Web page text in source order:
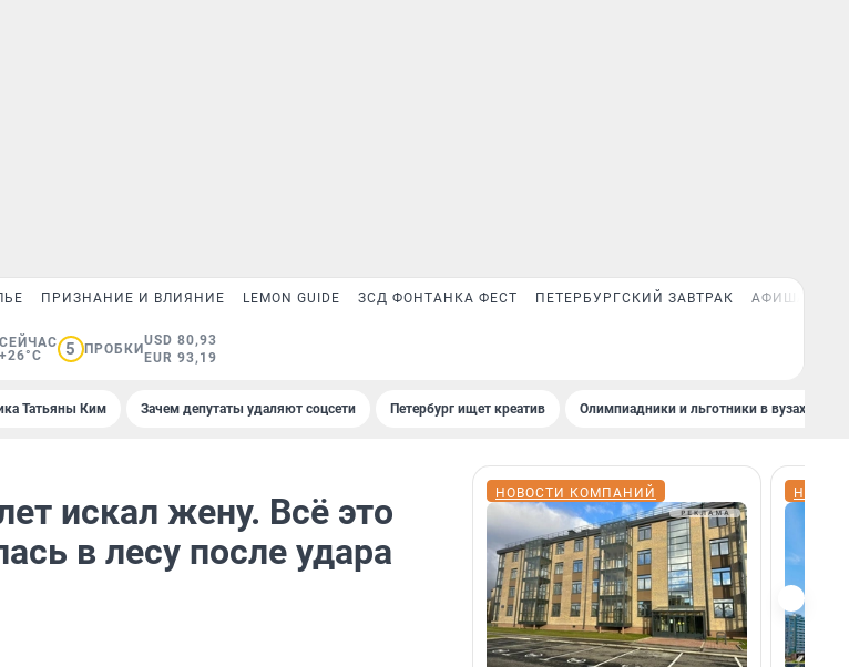
ПРИЗНАНИЕ И ВЛИЯНИЕ LEMON GUIDE ЗСД ФОНТАНКА ФЕСТ ПЕТЕРБУРГСКИЙ ЗАВТРАК АФИША PLUS
+26°C
5 ПРОБКИ
USD 80,93
EUR 93,19
Татьяны Ким Зачем депутаты удаляют соцсети Петербург ищет креатив Олимпиадники и льготники в вузах СПб
искал жену. Всё это
в лесу после удара
НОВОСТИ КОМПАНИЙ